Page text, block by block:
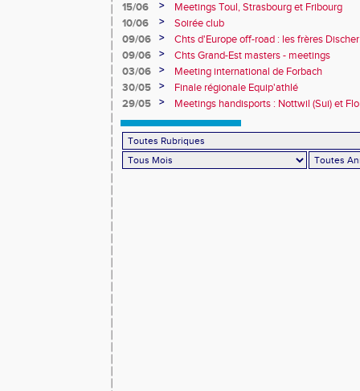
15/06
>
Meetings Toul, Strasbourg et Fribourg
10/06
>
Soirée club
09/06
>
Chts d'Europe off-road : les frères
09/06
>
Chts Grand-Est masters - meetings
03/06
>
Meeting international de Forbach
30/05
>
Finale régionale Equip'athlé
29/05
> Meetings handisports : Nottwil (Sui) et